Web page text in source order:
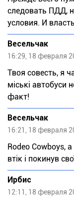
следовать ПДД,
условия. И
Весельчак
16:29, 18 февраля
Твоя совесть, я
міські автобуси
факт!
Весельчак
16:21, 18 февраля
Rodeo Cowboys,
втік і покинув
Ирбис
12:11, 18 февраля